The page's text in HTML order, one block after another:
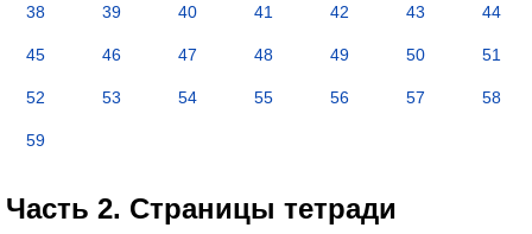
38 39 40 41 42 43 44
45 46 47 48 49 50 51
52 53 54 55 56 57 58
59
Часть 2. Страницы тетради